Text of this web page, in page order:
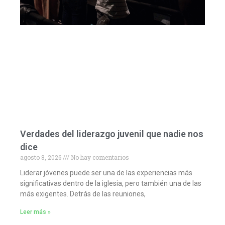
Verdades del liderazgo juvenil que nadie nos
dice
agosto 8, 2026
No hay comentarios
Liderar jóvenes puede ser una de las experiencias más
significativas dentro de la iglesia, pero también una de las
más exigentes. Detrás de las reuniones,
Leer más »